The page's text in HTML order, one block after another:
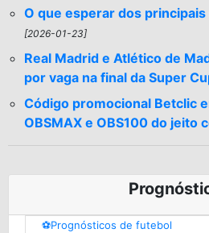
O que esperar dos
[2026-01-23]
Real Madrid e Atlético de
por vaga na final da Super
Código promocional Betclic
OBSMAX e OBS100 do jeito
⚽️Prognósticos de futebol